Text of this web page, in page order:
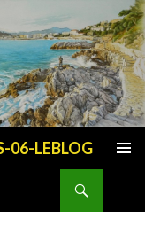
06-LEBLOG